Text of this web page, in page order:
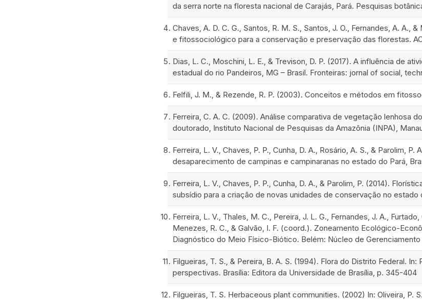
da serra norte na floresta nacional de Carajás, Pará. Pesquisas
Chaves, A. D. C. G., Santos, R. M. S., Santos, J. O., Fernandes, A. A.,
e fitossociológico para a conservação e preservação das florestas.
Dias, L. C., Moschini, L. E., & Trevison, D. P. (2017). A influência de
estadual do rio Pandeiros, MG – Brasil. Fronteiras: jornal of social,
Felfili, J. M., & Rezende, R. P. (2003). Conceitos e métodos em
Ferreira, C. A. C. (2009). Análise comparativa de vegetação lenhosa
doutorado, Instituto Nacional de Pesquisas da Amazônia (INPA),
Ferreira, L. V., Chaves, P. P., Cunha, D. A., Rosário, A. S., & Parolim,
desaparecimento de campinas e campinaranas no estado do Pará,
Ferreira, L. V., Chaves, P. P., Cunha, D. A., & Parolim, P. (2014).
subsídio para a criação de novas unidades de conservação no
Ferreira, L. V., Thales, M. C., Pereira, J. L. G., Fernandes, J. A.,
Menezes, R. C., & Galvão, I. F. (coord.). Zoneamento Ecológico-
Diagnóstico do Meio Físico-Biótico. Belém: Núcleo de Gerenciamento
Filgueiras, T. S., & Pereira, B. A. S. (1994). Flora do Distrito Federal.
perspectivas. Brasília: Editora da Universidade de Brasília, p. 345-404
Filgueiras, T. S. Herbaceous plant communities. (2002) In: Oliveira,